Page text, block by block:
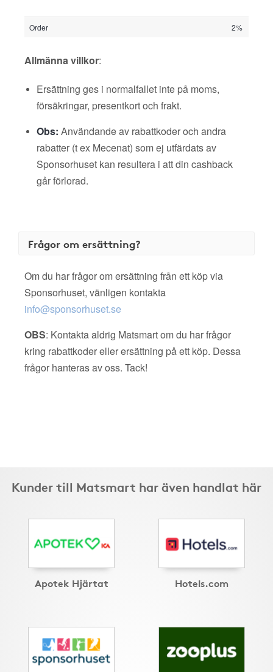
Order 2%
Allmänna villkor:
Ersättning ges i normalfallet inte på moms,
försäkringar, presentkort och frakt.
Obs: Användande av rabattkoder och andra
rabatter (t ex Mecenat) som ej utfärdats av
Sponsorhuset kan resultera i att din cashback
går förlorad.
Frågor om ersättning?
Om du har frågor om ersättning från ett köp via
Sponsorhuset, vänligen kontakta
info@sponsorhuset.se
OBS: Kontakta aldrig Matsmart om du har frågor
kring rabattkoder eller ersättning på ett köp. Dessa
frågor hanteras av oss. Tack!
Kunder till Matsmart har även handlat här
Apotek Hjärtat Hotels.com